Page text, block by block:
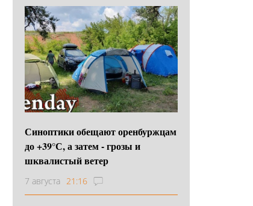
Синоптики обещают оренбуржцам
до +39°С, а затем - грозы и
шквалистый ветер
7 августа 21:16